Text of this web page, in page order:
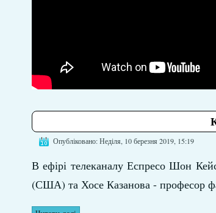
Опубліковано: Неділя, 10 березня 2019, 15:19
В ефірі телеканалу Еспресо Шон
(США) та Хосе Казанова - професор